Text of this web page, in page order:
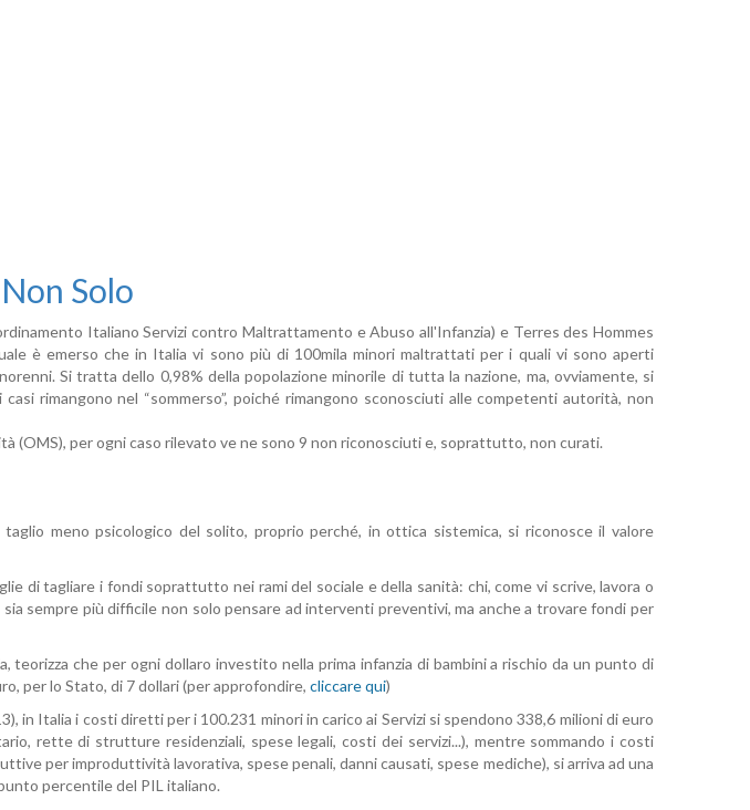
Solo
Italiano Servizi contro Maltrattamento e Abuso all'Infanzia) e Terres des Hommes
è emerso che in Italia vi sono più di 100mila minori maltrattati per i quali vi sono aperti
Si tratta dello 0,98% della popolazione minorile di tutta la nazione, ma, ovviamente, si
rimangono nel “sommerso”, poiché rimangono sconosciuti alle competenti autorità, non
(OMS), per ogni caso rilevato ve ne sono 9 non riconosciuti e, soprattutto, non curati.
meno psicologico del solito, proprio perché, in ottica sistemica, si riconosce il valore
di tagliare i fondi soprattutto nei rami del sociale e della sanità: chi, come vi scrive, lavora o
sempre più difficile non solo pensare ad interventi preventivi, ma anche a trovare fondi per
teorizza che per ogni dollaro investito nella prima infanzia di bambini a rischio da un punto di
per lo Stato, di 7 dollari (per approfondire, cliccare qui)
in Italia i costi diretti per i 100.231 minori in carico ai Servizi si spendono 338,6 milioni di euro
rette di strutture residenziali, spese legali, costi dei servizi...), mentre sommando i costi
per improduttività lavorativa, spese penali, danni causati, spese mediche), si arriva ad una
percentile del PIL italiano.